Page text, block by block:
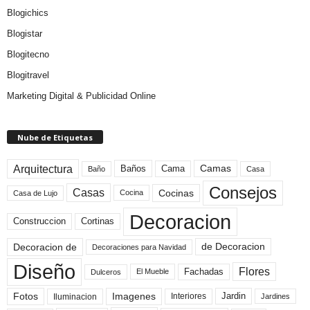
Blogichics
Blogistar
Blogitecno
Blogitravel
Marketing Digital & Publicidad Online
Nube de Etiquetas
Arquitectura Baño Baños Cama Camas Casa
Casa de Lujo Casas Cocina Cocinas Consejos
Construccion Cortinas Decoracion
Decoracion de Decoraciones para Navidad de Decoracion
Diseño Dulceros El Mueble Fachadas Flores
Fotos Iluminacion Imagenes Interiores Jardin Jardines